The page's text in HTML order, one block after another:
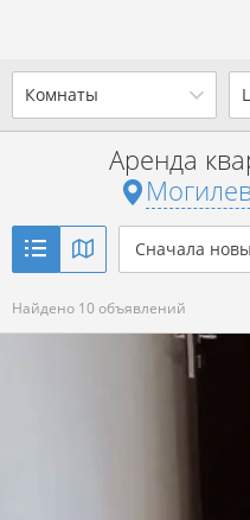
Комнаты
2-комн. 3-комн.
от
р. за
Аренда
Сначала
Найдено 10 объявлений
Ваш город -
Да